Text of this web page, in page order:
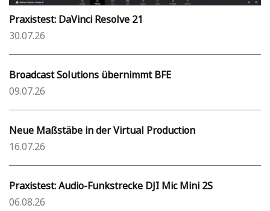
Praxistest: DaVinci Resolve 21
30.07.26
Broadcast Solutions übernimmt BFE
09.07.26
Neue Maßstäbe in der Virtual Production
16.07.26
Praxistest: Audio-Funkstrecke DJI Mic Mini 2S
06.08.26